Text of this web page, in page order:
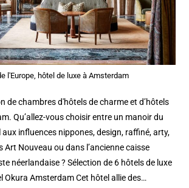
l'Europe, hôtel de luxe à Amsterdam
de chambres d'hôtels de charme et d’hôtels
Qu’allez-vous choisir entre un manoir du
aux influences nippones, design, raffiné, arty,
Art Nouveau ou dans l’ancienne caisse
néerlandaise ? Sélection de 6 hôtels de luxe
Okura Amsterdam Cet hôtel allie des…